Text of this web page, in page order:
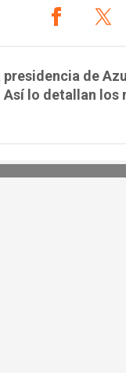
de
lo detallan los